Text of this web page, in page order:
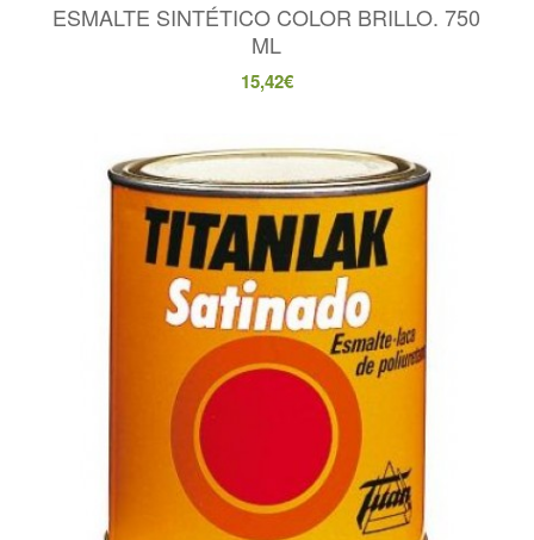
ESMALTE SINTÉTICO COLOR BRILLO. 750
ML
15,42€